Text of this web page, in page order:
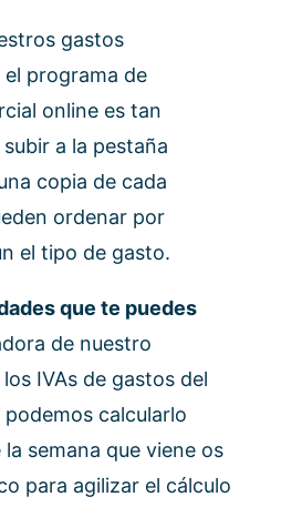
gastos
programa de
online es tan
a la pestaña
copia de cada
ordenar por
el tipo de gasto.
que te puedes
de nuestro
IVAs de gastos del
calcularlo
semana que viene os
para agilizar el cálculo